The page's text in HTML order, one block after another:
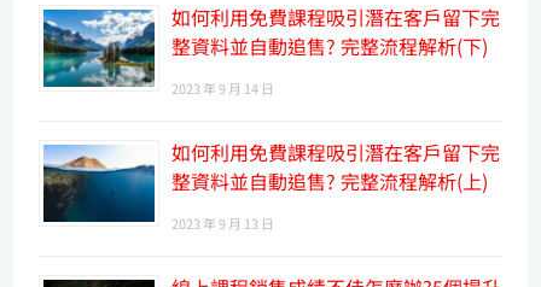
如何利用免費課程吸引潛在客戶留下完
整資料並自動追售? 完整流程解析(下)
2023 年 9 月 14 日
如何利用免費課程吸引潛在客戶留下完
整資料並自動追售? 完整流程解析(上)
2023 年 9 月 13 日